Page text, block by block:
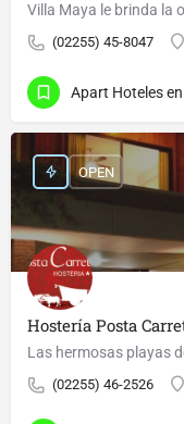
(02255) 45-8047
Apart Hoteles en
Hostería Posta
Las hermosas playas
(02255) 46-2526
OPEN